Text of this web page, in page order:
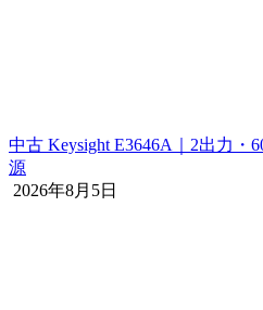
中古 Keysight E3646A｜2出力・
源
2026年8月5日